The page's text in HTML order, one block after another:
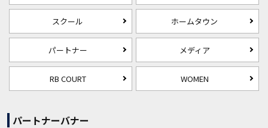
スクール ホームタウン
パートナー メディア
RB COURT WOMEN
パートナーバナー